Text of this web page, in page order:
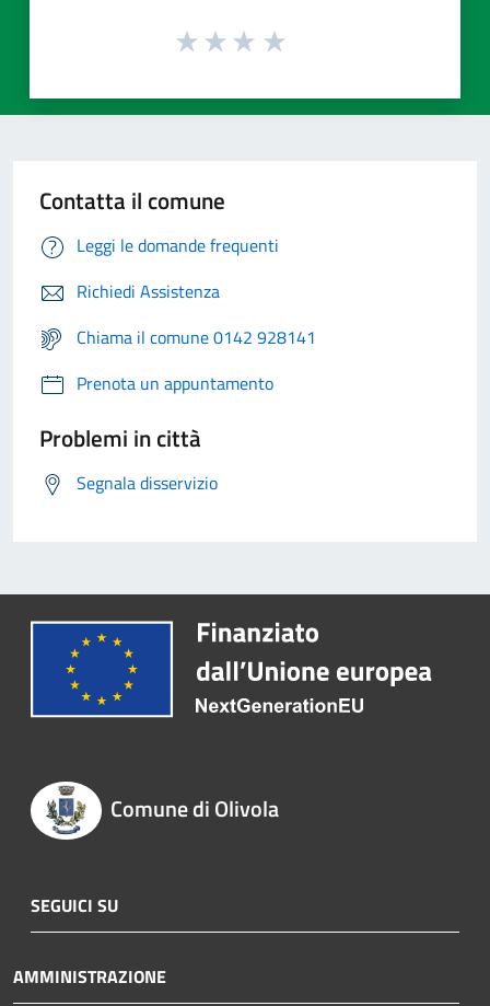
Contatta il comune
Leggi le domande frequenti
Richiedi Assistenza
Chiama il comune 0142 928141
Prenota un appuntamento
Problemi in città
Segnala disservizio
Comune di Olivola
SEGUICI SU
AMMINISTRAZIONE